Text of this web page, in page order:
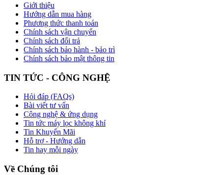
Giới thiệu
Hướng dẫn mua hàng
Phương thức thanh toán
Chính sách vận chuyển
Chính sách đổi trả
Chính sách bảo hành - bảo trì
Chính sách bảo mật thông tin
TIN TỨC - CÔNG NGHỆ
Hỏi đáp (FAQs)
Bài viết tư vấn
Công nghệ & ứng dụng
Tin tức máy lọc không khí
Tin Khuyến Mãi
Hỗ trợ - Hướng dẫn
Tin hay mỗi ngày
Về Chúng tôi